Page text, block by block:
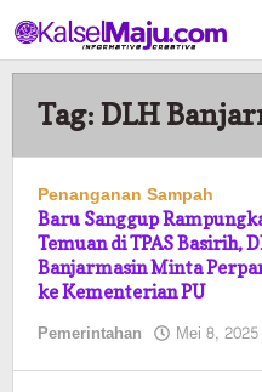
ke
konten
Tag: DLH
Penanganan Sampah
Baru Sanggup
Temuan di TPAS Basirih,
Banjarmasin Minta
ke Kementerian PU
Pemerintahan Mei 8, 2025